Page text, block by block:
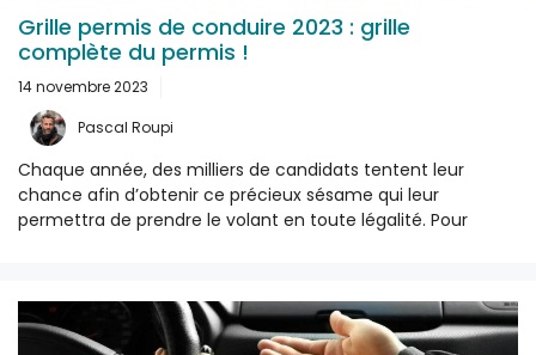
Grille permis de conduire 2023 : grille
complète du permis !
14 novembre 2023
Pascal Roupi
Chaque année, des milliers de candidats tentent leur
chance afin d’obtenir ce précieux sésame qui leur
permettra de prendre le volant en toute légalité. Pour